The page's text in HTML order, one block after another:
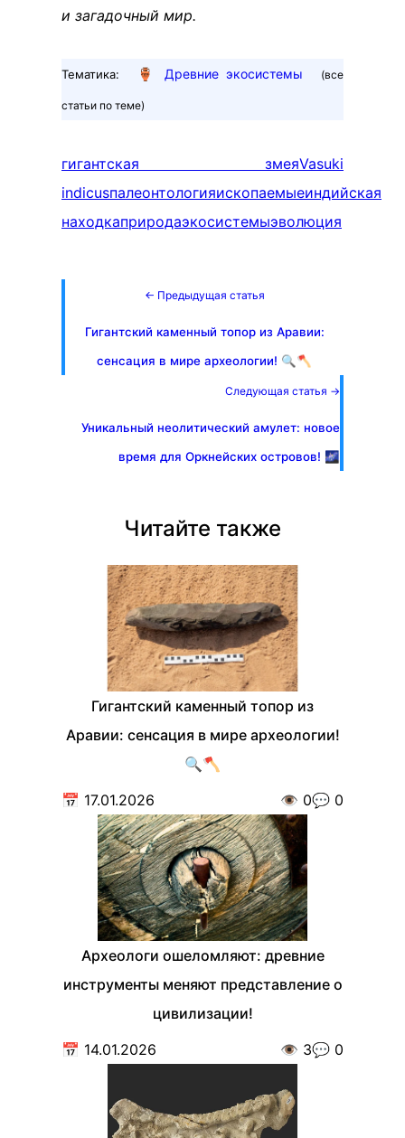
и загадочный мир.
Тематика: 🏺 Древние экосистемы (все
статьи по теме)
гигантская змеяVasuki
indicusпалеонтологияископаемыеиндийская
находкаприродаэкосистемыэволюция
← Предыдущая статья
Гигантский каменный топор из Аравии:
сенсация в мире археологии! 🔍🪓
Следующая статья →
Уникальный неолитический амулет: новое
время для Оркнейских островов! 🌌
Читайте также
Гигантский каменный топор из
Аравии: сенсация в мире археологии!
🔍🪓
📅 17.01.2026 👁️ 0💬 0
Археологи ошеломляют: древние
инструменты меняют представление о
цивилизации!
📅 14.01.2026 👁️ 3💬 0